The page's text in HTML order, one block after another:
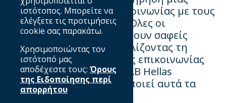
προσωποποιημένης επικοινωνίας με τους
χρήστες του ιστότοπου. Όλες οι
επικοινωνίες περιλαμβάνουν σαφείς
επιλογές opt-out, διασφαλίζοντας τη
δυνατότητα διακοπής της επικοινωνίας
οποιαδήποτε στιγμή. Ο ΙΑΒ Hellas
δεσμεύεται να μην κοινοποιεί αυτά τα
δεδομένα σε τρίτους.
ιστότοπος. Μπορείτε να
ελέγξετε τις προτιμήσεις
cookie σας παρακάτω.
Χρησιμοποιώντας τον
ιστότοπό μας
αποδέχεστε τους: Όρους
της Ειδοποίησης περί
απορρήτου